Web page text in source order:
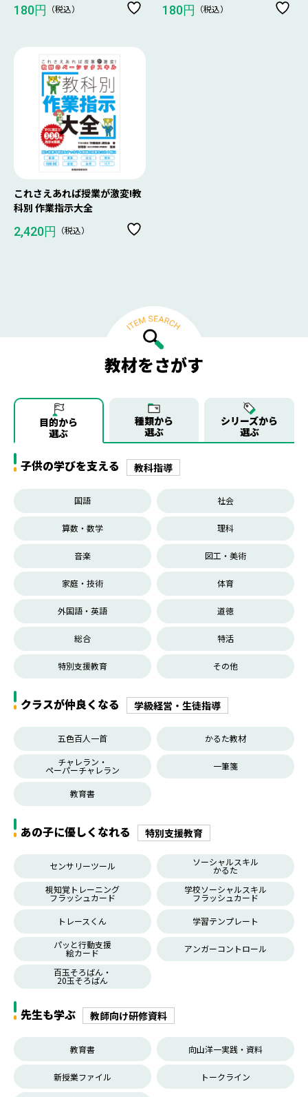
180円 （税込） 180円 （税込）
これさえあれば授業が激変!教
科別 作業指示大全
2,420円 （税込）
教材をさがす
目的から
選ぶ
種類から
選ぶ
シリーズから
選ぶ
子供の学びを支える 教科指導
国語 社会
算数・数学 理科
音楽 図工・美術
家庭・技術 体育
外国語・英語 道徳
総合 特活
特別支援教育 その他
クラスが仲良くなる 学級経営・生徒指導
五色百人一首
かるた教材
チャレラン・
ペーパーチャレラン 一筆箋
教育書
あの子に優しくなれる 特別支援教育
センサリーツール ソーシャルスキル
かるた
視知覚トレーニング
フラッシュカード
学校ソーシャルスキル
フラッシュカード
トレースくん
学習テンプレート
パッと行動支援
絵カード
アンガーコントロール
百玉そろばん・
20玉そろばん
先生も学ぶ 教師向け研修資料
教育書 向山洋一実践・資料
新授業ファイル トークライン